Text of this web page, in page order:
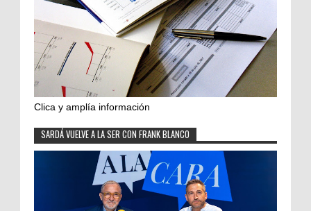
Clica y amplía información
SARDÁ VUELVE A LA SER CON FRANK BLANCO